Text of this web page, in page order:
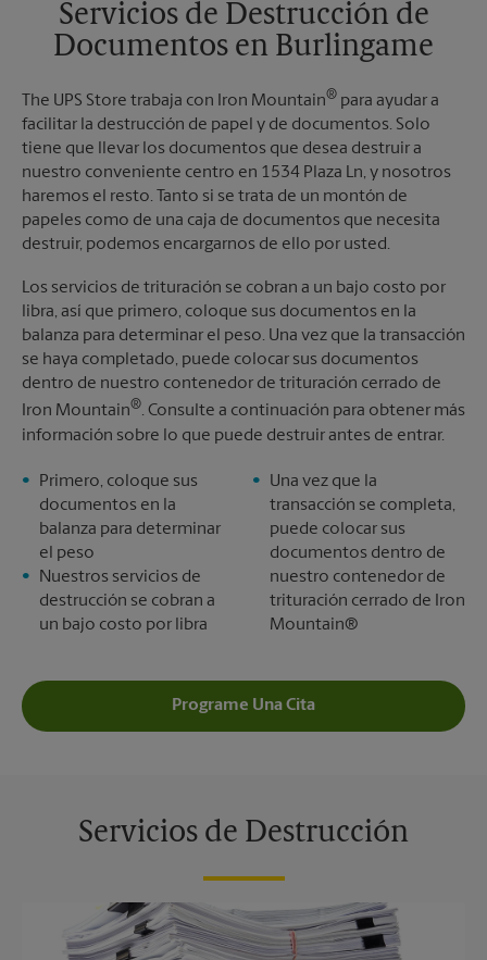
Lunes
5:35 PM
Martes
5:35 PM
Servicios de Destrucción de
Documentos en Burlingame
The UPS Store trabaja con Iron Mountain® para ayudar a
facilitar la destrucción de papel y de documentos. Solo
tiene que llevar los documentos que desea destruir a
nuestro conveniente centro en 1534 Plaza Ln, y nosotros
haremos el resto. Tanto si se trata de un montón de
papeles como de una caja de documentos que necesita
destruir, podemos encargarnos de ello por usted.
Los servicios de trituración se cobran a un bajo costo por
libra, así que primero, coloque sus documentos en la
balanza para determinar el peso. Una vez que la transacción
se haya completado, puede colocar sus documentos
dentro de nuestro contenedor de trituración cerrado de
Iron Mountain®. Consulte a continuación para obtener más
información sobre lo que puede destruir antes de entrar.
Primero, coloque sus
documentos en la
balanza para determinar
el peso
Nuestros servicios de
destrucción se cobran a
un bajo costo por libra
Una vez que la
transacción se completa,
puede colocar sus
documentos dentro de
nuestro contenedor de
trituración cerrado de Iron
Mountain®
Programe Una Cita
Servicios de Destrucción